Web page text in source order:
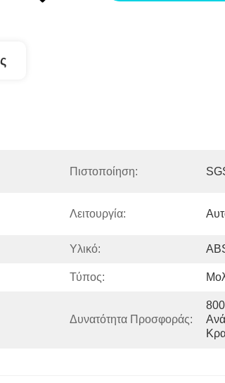
Πιστοποίηση:
Λειτουργία:
Υλικό:
Τύπος:
Δυνατότητα Προσφοράς: